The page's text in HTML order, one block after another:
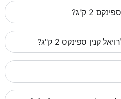
2 ק"ג?
קנין ספינקס 2 ק"ג?